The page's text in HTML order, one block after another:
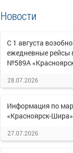
Новости
С 1 августа
ежедневные рейсы
№589А
28.07.2026
Информация по
«Красноярск-Шира»
27.07.2026